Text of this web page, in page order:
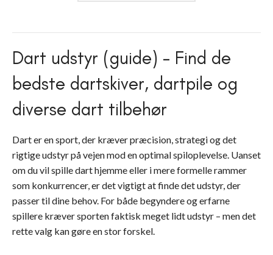
Dart udstyr (guide) – Find de
bedste dartskiver, dartpile og
diverse dart tilbehør
Dart er en sport, der kræver præcision, strategi og det
rigtige udstyr på vejen mod en optimal spiloplevelse. Uanset
om du vil spille dart hjemme eller i mere formelle rammer
som konkurrencer, er det vigtigt at finde det udstyr, der
passer til dine behov. For både begyndere og erfarne
spillere kræver sporten faktisk meget lidt udstyr – men det
rette valg kan gøre en stor forskel.